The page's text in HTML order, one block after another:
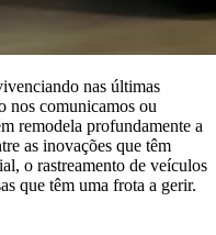
nas últimas
nos comunicamos ou
remodela profundamente a
as inovações que têm
o rastreamento de veículos
que têm uma frota a gerir.